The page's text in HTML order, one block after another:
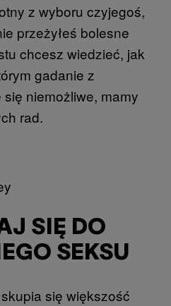
z wyboru czyjegoś,
przeżyłeś bolesne
chcesz wiedzieć, jak
gadanie z
niemożliwe, mamy
rad.
SIĘ DO
SEKSU
się większość